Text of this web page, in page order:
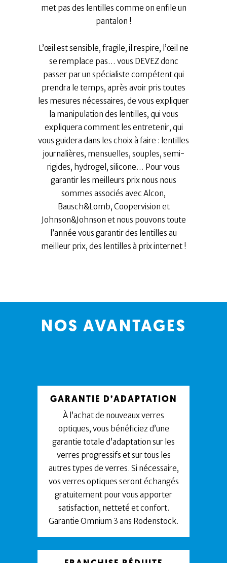
met pas des lentilles comme on enfile un
pantalon !
L’œil est sensible, fragile, il respire, l’œil ne
se remplace pas… vous DEVEZ donc
passer par un spécialiste compétent qui
prendra le temps, après avoir pris toutes
les mesures nécessaires, de vous expliquer
la manipulation des lentilles, qui vous
expliquera comment les entretenir, qui
vous guidera dans les choix à faire : lentilles
journalières, mensuelles, souples, semi-
rigides, hydrogel, silicone… Pour vous
garantir les meilleurs prix nous nous
sommes associés avec Alcon,
Bausch&Lomb, Coopervision et
Johnson&Johnson et nous pouvons toute
l’année vous garantir des lentilles au
meilleur prix, des lentilles à prix internet !
NOS AVANTAGES
GARANTIE D’ADAPTATION
À l’achat de nouveaux verres
optiques, vous bénéficiez d’une
garantie totale d’adaptation sur les
verres progressifs et sur tous les
autres types de verres. Si nécessaire,
vos verres optiques seront échangés
gratuitement pour vous apporter
satisfaction, netteté et confort.
Garantie Omnium 3 ans Rodenstock.